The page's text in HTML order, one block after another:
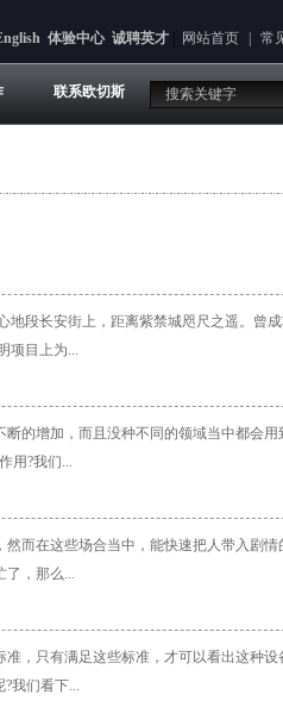
体验中心 诚聘英才 网站首页 常
联系欧切斯
段长安街上，距离紫禁城咫尺之遥。曾成
项目上为...
的增加，而且没种不同的领域当中都会用
用?我们...
而在这些场合当中，能快速把人带入剧情
了，那么...
，只有满足这些标准，才可以看出这种设
我们看下...